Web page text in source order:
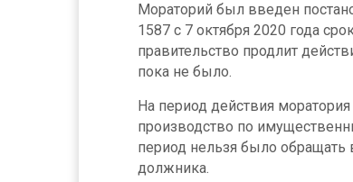
Мораторий был введен
1587 с 7 октября 2020 года
правительство продлит
пока не было.
На период действия
производство по
период нельзя было
должника.